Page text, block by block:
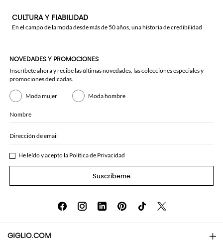
CULTURA Y FIABILIDAD
En el campo de la moda desde más de 50 años, una historia de credibilidad
NOVEDADES Y PROMOCIONES
Inscríbete ahora y recibe las últimas novedades, las colecciones especiales y
promociones dedicadas.
Moda mujer Moda hombre
Nombre
Dirección de email
He leído y acepto la Política de Privacidad
Suscríbeme
GIGLIO.COM